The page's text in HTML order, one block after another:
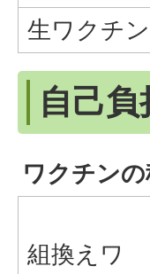
生ワクチン
自己
ワクチン
組換えワ